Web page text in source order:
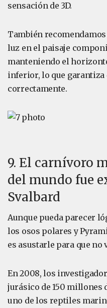
sensación de 3D.
También
luz en el paisaje
manteniendo el
inferior, lo que garantiza
correctamente.
9. El carnívoro
del mundo fue
Svalbard
Aunque pueda parecer
los osos polares y
es asustarle para que no
En 2008, los
jurásico de 150 millones
uno de los reptiles